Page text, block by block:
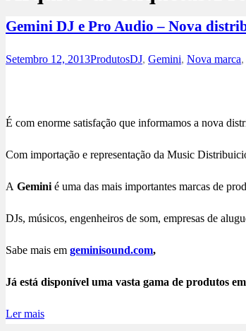
Gemini DJ e Pro Audio – Nova
Setembro 12, 2013ProdutosDJ, Gemini, Nova marca,
É com enorme satisfação que informamos a nova
Com importação e representação da Music
A Gemini é uma das mais importantes marcas de
DJs, músicos, engenheiros de som, empresas de
Sabe mais em geminisound.com,
Já está disponível uma vasta gama de produtos
Ler mais